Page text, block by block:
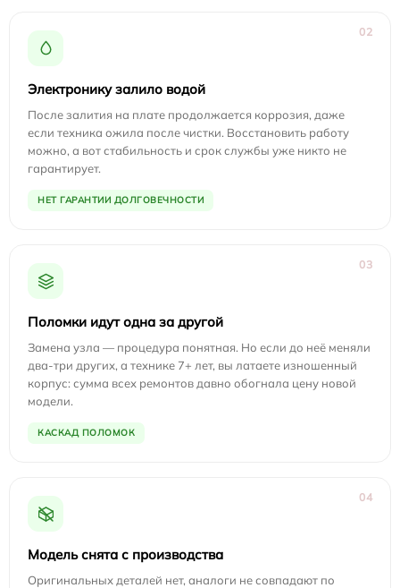
02
Электронику залило водой
После залития на плате продолжается коррозия, даже
если техника ожила после чистки. Восстановить работу
можно, а вот стабильность и срок службы уже никто не
гарантирует.
НЕТ ГАРАНТИИ ДОЛГОВЕЧНОСТИ
03
Поломки идут одна за другой
Замена узла — процедура понятная. Но если до неё меняли
два-три других, а технике 7+ лет, вы латаете изношенный
корпус: сумма всех ремонтов давно обогнала цену новой
модели.
КАСКАД ПОЛОМОК
04
Модель снята с производства
Оригинальных деталей нет, аналоги не совпадают по